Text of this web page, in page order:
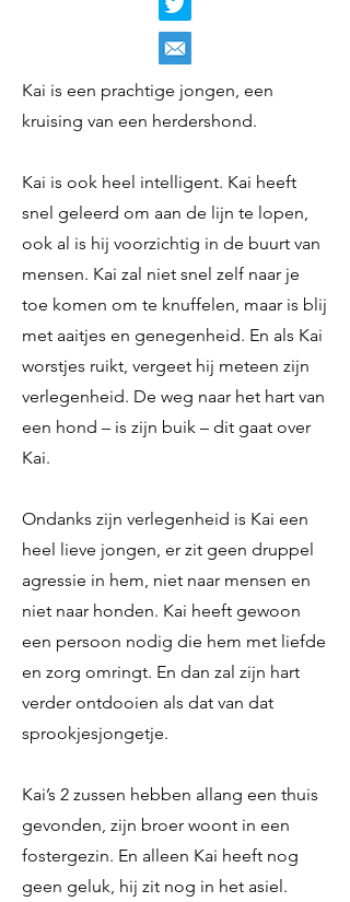
Kai is een prachtige jongen, een
kruising van een herdershond.
Kai is ook heel intelligent. Kai heeft
snel geleerd om aan de lijn te lopen,
ook al is hij voorzichtig in de buurt van
mensen. Kai zal niet snel zelf naar je
toe komen om te knuffelen, maar is blij
met aaitjes en genegenheid. En als Kai
worstjes ruikt, vergeet hij meteen zijn
verlegenheid. De weg naar het hart van
een hond – is zijn buik – dit gaat over
Kai.
Ondanks zijn verlegenheid is Kai een
heel lieve jongen, er zit geen druppel
agressie in hem, niet naar mensen en
niet naar honden. Kai heeft gewoon
een persoon nodig die hem met liefde
en zorg omringt. En dan zal zijn hart
verder ontdooien als dat van dat
sprookjesjongetje.
Kai’s 2 zussen hebben allang een thuis
gevonden, zijn broer woont in een
fostergezin. En alleen Kai heeft nog
geen geluk, hij zit nog in het asiel.